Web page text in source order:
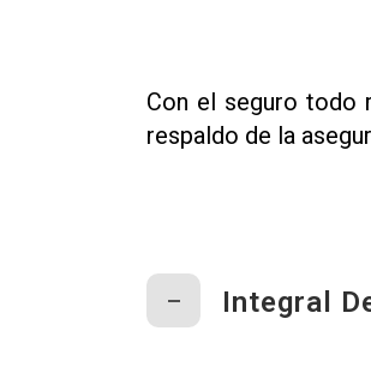
Con el seguro todo
respaldo de la
Integral